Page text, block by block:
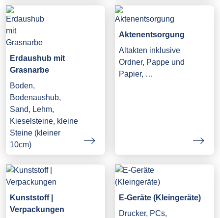
Erdaushub mit
Grasnarbe
Boden,
Bodenaushub,
Sand, Lehm,
Kieselsteine, kleine
Steine (kleiner
10cm)
Aktenentsorgung
Altakten inklusive
Ordner, Pappe und
Papier, …
Kunststoff |
Verpackungen
E-Geräte (Kleingeräte)
Drucker, PCs,